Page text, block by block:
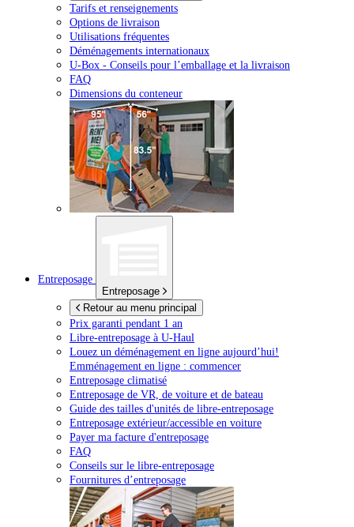
Tarifs et renseignements
Options de livraison
Utilisations fréquentes
Déménagements internationaux
U-Box - Conseils pour l’emballage et la livraison
FAQ
Dimensions du conteneur
Entreposage
Entreposage
Retour au menu principal
Prix garanti pendant 1 an
Libre-entreposage à U-Haul
Louez un déménagement en ligne aujourd’hui!
Emménagement en ligne : commencer
Entreposage climatisé
Entreposage de VR, de voiture et de bateau
Guide des tailles d'unités de libre-entreposage
Entreposage extérieur/accessible en voiture
Payer ma facture d'entreposage
FAQ
Conseils sur le libre-entreposage
Fournitures d’entreposage